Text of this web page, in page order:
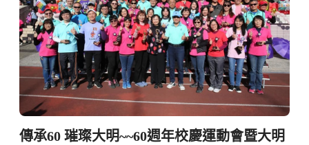
傳承60 璀璨大明~~60週年校慶運動會暨大明